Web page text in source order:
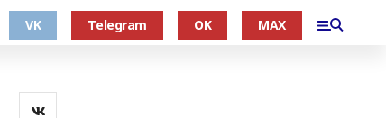
VK Telegram OK MAX